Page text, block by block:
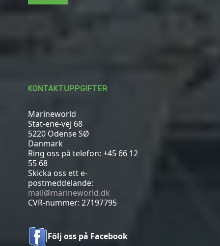
KONTAKTUPPGIFTER
Marineworld
Stat-ene-vej 68
5220 Odense SØ
Danmark
Ring oss på telefon: +45 66 12
55 68
Skicka oss ett e-
postmeddelande:
mail@marineworld.dk
CVR-nummer: 27197795
Följ oss på Facebook